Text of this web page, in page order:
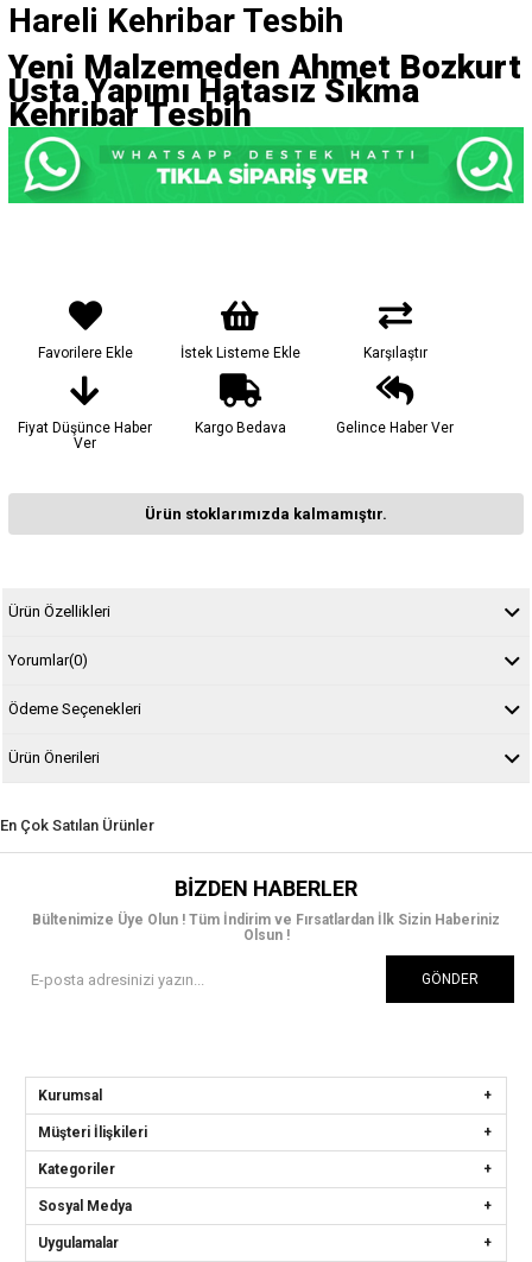
Hareli Kehribar Tesbih
Yeni Malzemeden Ahmet Bozkurt
Usta Yapımı Hatasız Sıkma
Kehribar Tesbih
Favorilere Ekle İstek Listeme Ekle Karşılaştır
Fiyat Düşünce Haber
Ver
Kargo Bedava Gelince Haber Ver
Ürün stoklarımızda kalmamıştır.
Ürün Özellikleri
Yorumlar(0)
Ödeme Seçenekleri
Ürün Önerileri
En Çok Satılan Ürünler
BIZDEN HABERLER
Bültenimize Üye Olun ! Tüm İndirim ve Fırsatlardan İlk Sizin Haberiniz
Olsun !
GÖNDER
Kurumsal
Müşteri İlişkileri
Kategoriler
Sosyal Medya
Uygulamalar